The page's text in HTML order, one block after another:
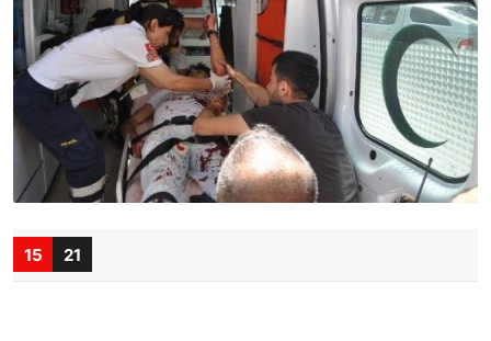
15 21